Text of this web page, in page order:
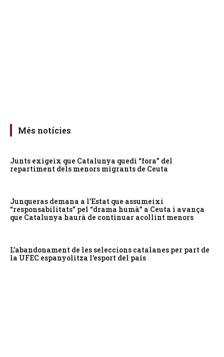
Més notícies
Junts exigeix que Catalunya quedi “fora” del
repartiment dels menors migrants de Ceuta
Junqueras demana a l’Estat que assumeixi
“responsabilitats” pel “drama humà” a Ceuta i avança
que Catalunya haurà de continuar acollint menors
L’abandonament de les seleccions catalanes per part de
la UFEC espanyolitza l’esport del país